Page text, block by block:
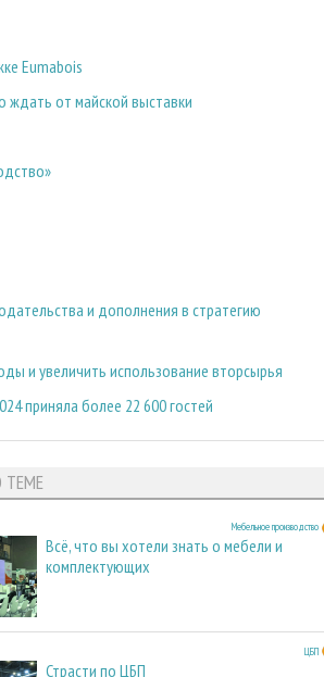
Eumabois
ждать от майской выставки
и дополнения в стратегию
и увеличить использование вторсырья
приняла более 22 600 гостей
ТЕМЕ
Мебельное производство
Всё, что вы хотели знать о мебели и
комплектующих
ЦБП
Страсти по ЦБП